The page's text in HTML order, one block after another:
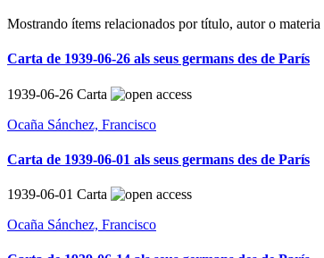
Mostrando ítems relacionados por título, autor o materia
Carta de 1939-06-26 als seus germans des de París
1939-06-26 Carta
Ocaña Sánchez, Francisco
Carta de 1939-06-01 als seus germans des de París
1939-06-01 Carta
Ocaña Sánchez, Francisco